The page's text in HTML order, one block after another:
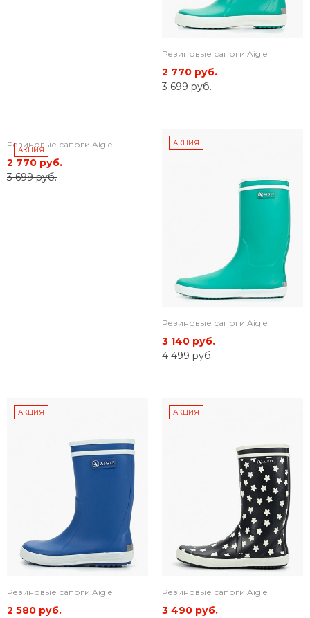
Резиновые сапоги Aigle
2 770 руб.
3 699 руб.
АКЦИЯ
Резиновые сапоги Aigle
2 770 руб.
3 699 руб.
АКЦИЯ
Резиновые сапоги Aigle
3 140 руб.
4 499 руб.
АКЦИЯ
Резиновые сапоги Aigle
2 580 руб.
АКЦИЯ
Резиновые сапоги Aigle
3 490 руб.